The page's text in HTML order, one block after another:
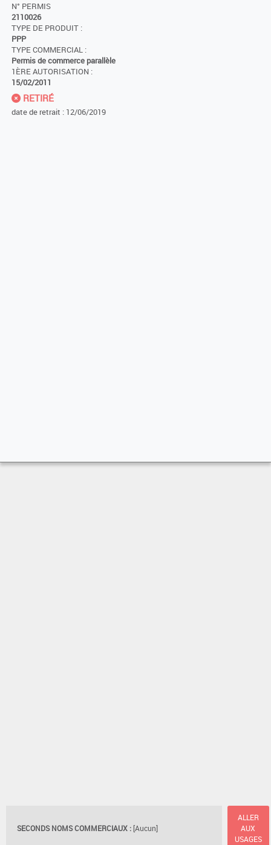
N° PERMIS
2110026
TYPE DE PRODUIT :
PPP
TYPE COMMERCIAL :
Permis de commerce parallèle
1ÈRE AUTORISATION :
15/02/2011
RETIRÉ
date de retrait : 12/06/2019
SECONDS NOMS COMMERCIAUX : [Aucun]
ALLER
AUX
USAGES